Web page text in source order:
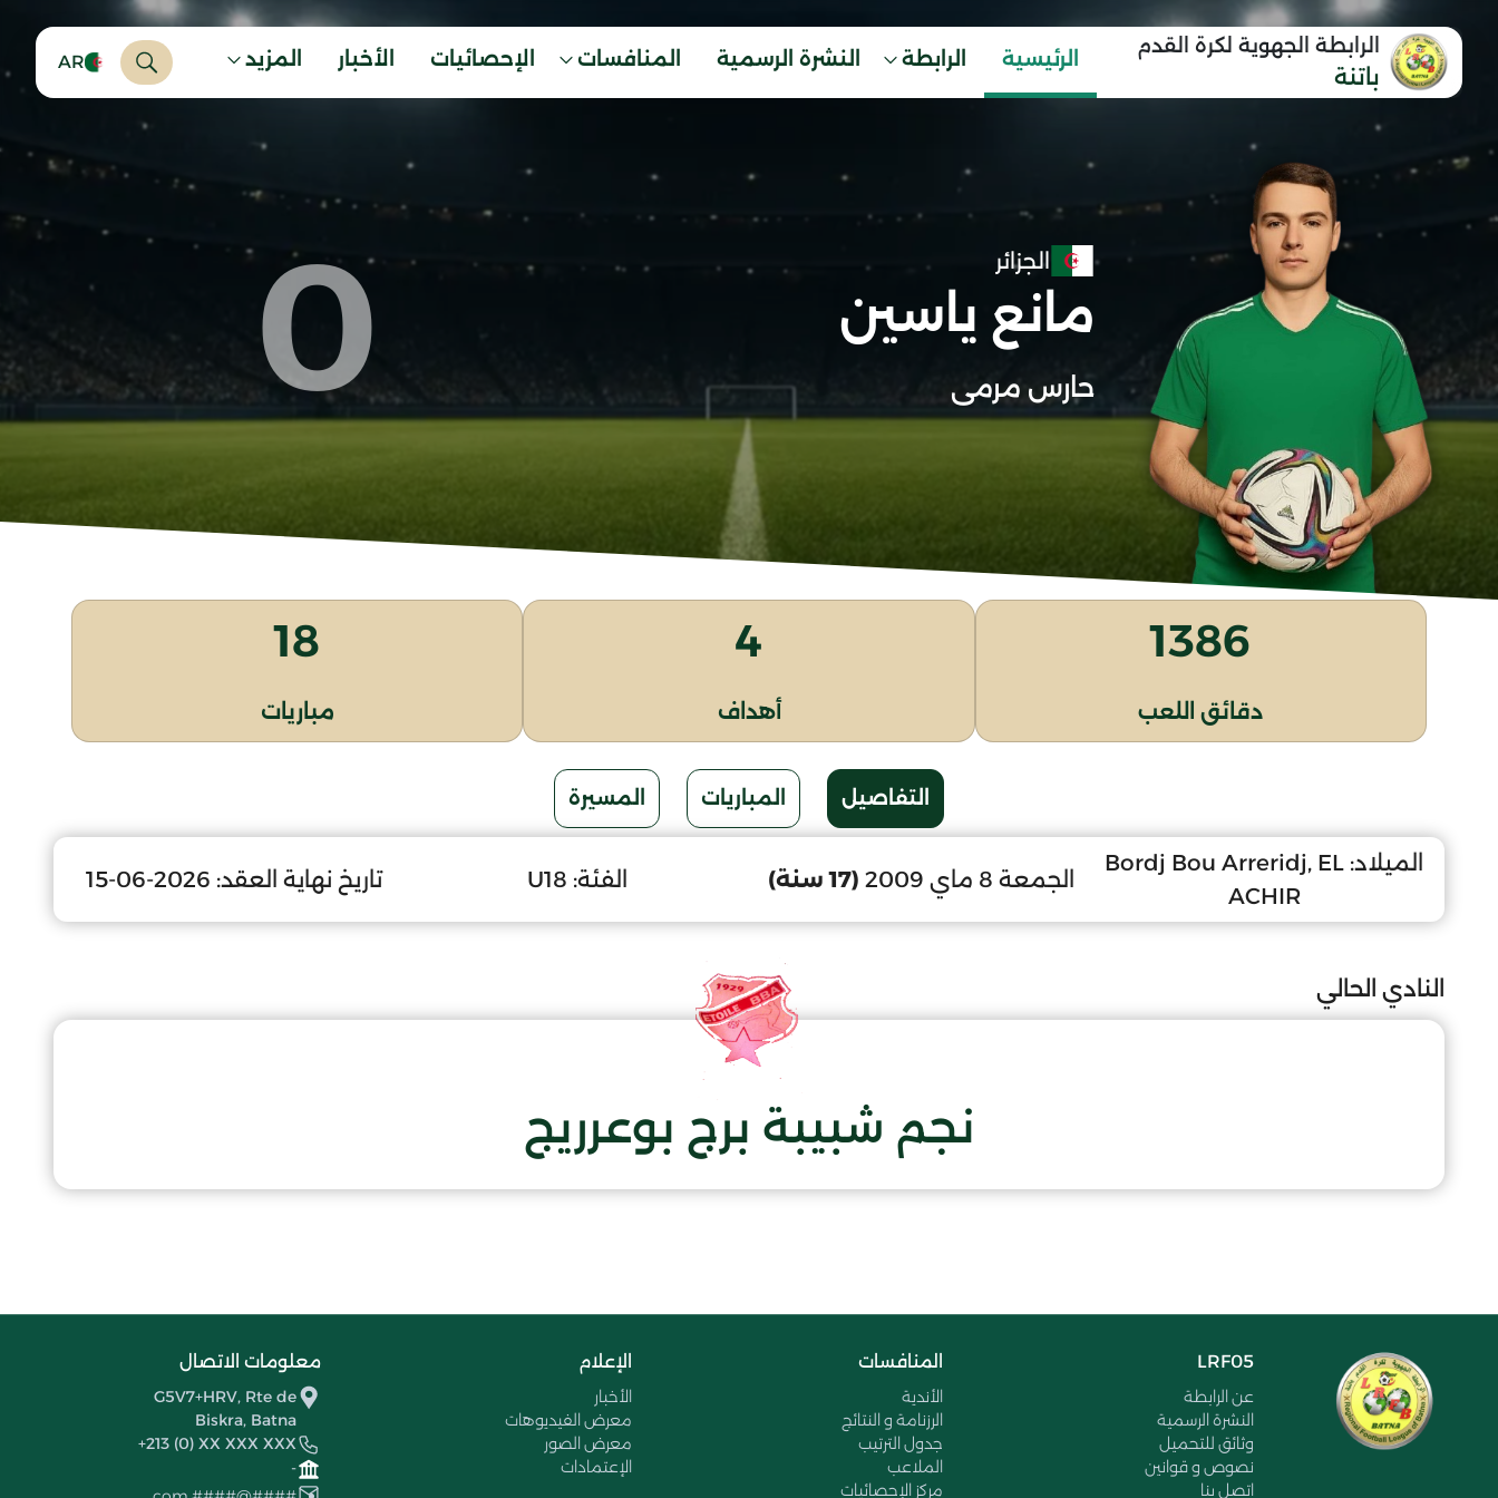
الرابطة الجهوية لكرة القدم
باتنة
الرئيسية الرابطة النشرة الرسمية المنافسات الإحصائيات الأخبار المزيد AR
الجزائر
مانع ياسين
حارس مرمى 0
1386
دقائق اللعب
4
أهداف
18
مباريات
التفاصيل المباريات المسيرة
الميلاد: Bordj Bou Arreridj, EL
ACHIR
الجمعة 8 ماي 2009 (17 سنة) الفئة: U18 تاريخ نهاية العقد: 2026-06-15
النادي الحالي
نجم شبيبة برج بوعرريج
LRF05
عن الرابطة
النشرة الرسمية
وثائق للتحميل
نصوص و قوانين
اتصل بنا
المنافسات
الأندية
الرزنامة و النتائج
جدول الترتيب
الملاعب
مركز الإحصائيات
الإعلام
الأخبار
معرض الفيديوهات
معرض الصور
الإعتمادات
معلومات الاتصال
G5V7+HRV, Rte de
Biskra, Batna
+213 (0) XX XXX XXX
-